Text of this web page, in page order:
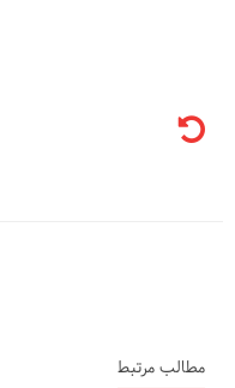
مطالب مرتبط